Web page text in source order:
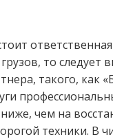
то следует
такого, как
чем на
техники. В